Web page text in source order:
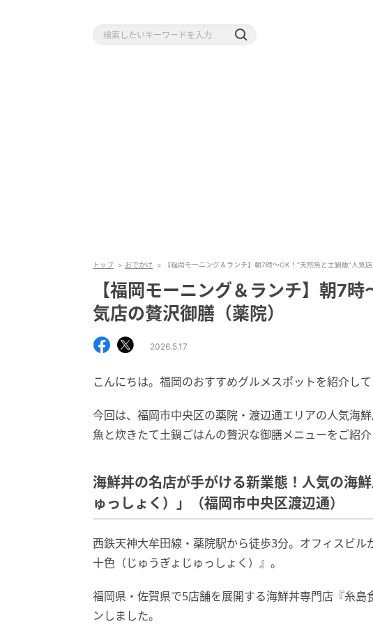
トップ おでかけ 【福岡モーニング＆ランチ】朝7時～OK！“天然魚と土鍋飯”人気店
【福岡モーニング＆ランチ】朝7
気店の贅沢御膳（薬院）
2026.5.17
こんにちは。福岡のおすすめグルメスポットを紹介し
今回は、福岡市中央区の薬院・渡辺通エリアの人気海
魚と炊きたて土鍋ごはんの贅沢な御膳メニューをご紹介
海鮮丼の名店が手がける新業態！人気の海
ゅっしょく）」（福岡市中央区渡辺通）
西鉄天神大牟田線・薬院駅から徒歩3分。オフィスビ
十色（じゅうぎょじゅっしょく）』。
福岡県・佐賀県で5店舗を展開する海鮮丼専門店『糸
ンしました。